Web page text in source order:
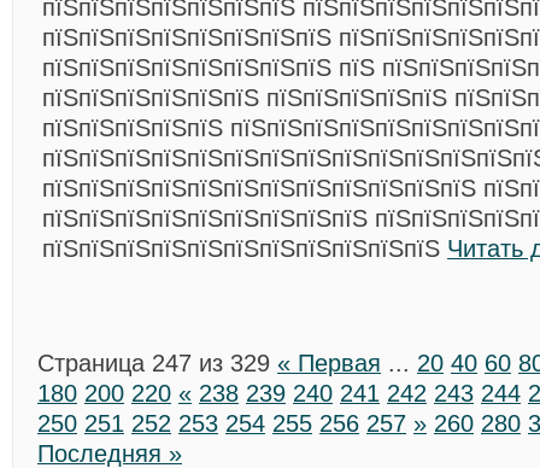
пїЅпїЅпїЅпїЅпїЅпїЅпїЅ
пїЅпїЅпїЅпїЅпїЅпїЅпїЅпїЅ
пїЅпїЅпїЅпїЅпїЅпїЅпїЅпїЅ пїЅ
пїЅпїЅпїЅпїЅпїЅпїЅ пїЅпїЅпїЅпїЅпїЅ
пїЅпїЅпїЅпїЅпїЅ
пїЅпїЅпїЅпїЅпїЅпїЅпїЅпїЅпїЅпїЅпїЅпїЅ
пїЅпїЅпїЅпїЅпїЅпїЅпїЅпїЅпїЅ
пїЅпїЅпїЅпїЅпїЅпїЅпїЅпїЅпїЅпїЅпїЅ Читать
Страница 247 из 329 « Первая ... 20 40 60
180 200 220 « 238 239 240 241 242 243 244
250 251 252 253 254 255 256 257 » 260 280
Последняя »